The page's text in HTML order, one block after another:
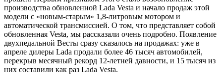
производства обновленной Lada Vesta и начало продаж этой
модели с «новым-старым» 1,8-литровым мотором и
автоматической трансмиссией. О том, что представляет собой
обновленная Vesta, мы рассказали очень подробно. Появление
двухпедальной Весты сразу сказалось на продажах: уже в
апреле дилеры Lada продали более 46 тысяч автомобилей,
перекрыв месячный рекорд 12-летней давности, и 15 тысяч из
них составили как раз Lada Vesta.